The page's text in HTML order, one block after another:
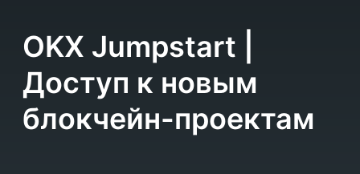
OKX Jumpstart |
Доступ к новым
блокчейн-проектам